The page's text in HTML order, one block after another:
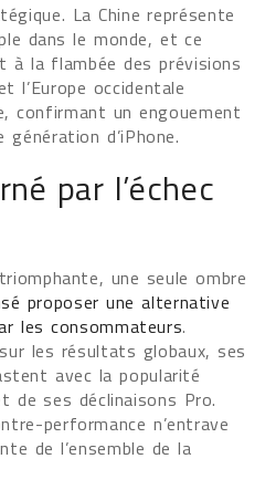
La Chine représente
dans le monde, et ce
à la flambée des prévisions
l’Europe occidentale
confirmant un engouement
d’iPhone.
par l’échec
une seule ombre
proposer une alternative
les consommateurs.
les résultats globaux, ses
avec la popularité
de ses déclinaisons Pro.
performance n’entrave
de l’ensemble de la